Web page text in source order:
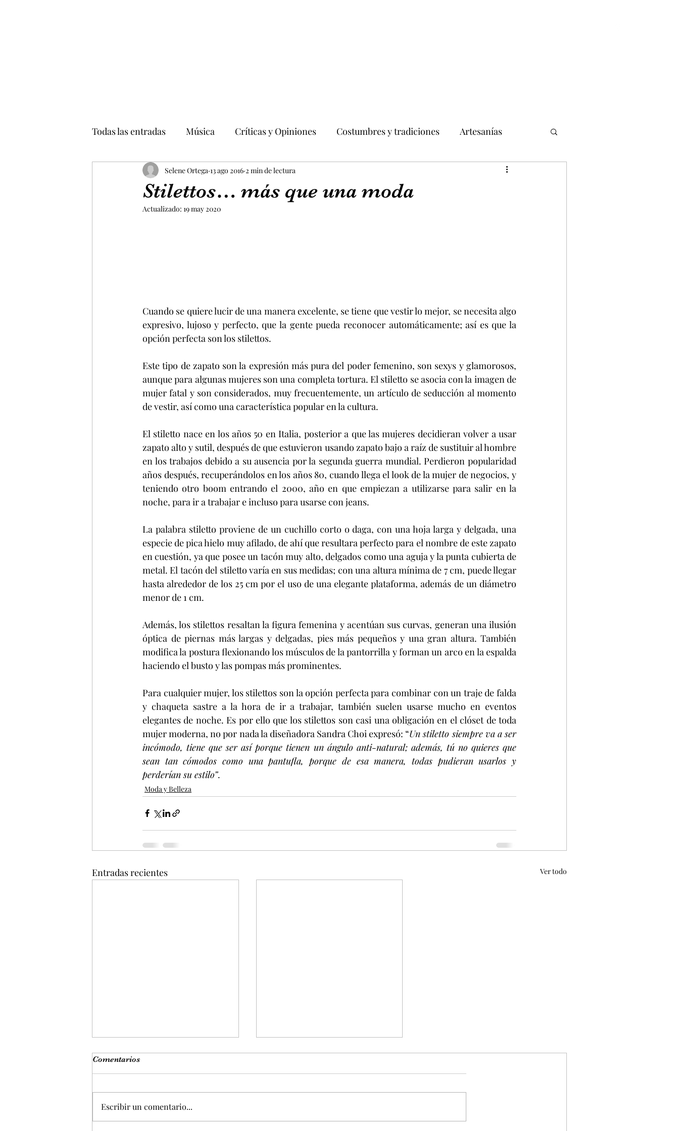
Todas las entradas Música Críticas y Opiniones Costumbres y tradiciones Artesanías
Temas varios Personalidades Moda y Belleza
Stilettos… más que una moda
Selene Ortega 13 ago 2016 2 min de lectura
Actualizado: 19 may 2020
Cuando se quiere lucir de una manera excelente, se tiene que vestir lo mejor, se necesita algo
expresivo, lujoso y perfecto, que la gente pueda reconocer automáticamente; así es que la
opción perfecta son los stilettos.
Este tipo de zapato son la expresión más pura del poder femenino, son sexys y glamorosos,
aunque para algunas mujeres son una completa tortura. El stiletto se asocia con la imagen de
mujer fatal y son considerados, muy frecuentemente, un artículo de seducción al momento
de vestir, así como una característica popular en la cultura.
El stiletto nace en los años 50 en Italia, posterior a que las mujeres decidieran volver a usar
zapato alto y sutil, después de que estuvieron usando zapato bajo a raíz de sustituir al hombre
en los trabajos debido a su ausencia por la segunda guerra mundial. Perdieron popularidad
años después, recuperándolos en los años 80, cuando llega el look de la mujer de negocios, y
teniendo otro boom entrando el 2000, año en que empiezan a utilizarse para salir en la
noche, para ir a trabajar e incluso para usarse con jeans.
La palabra stiletto proviene de un cuchillo corto o daga, con una hoja larga y delgada, una
especie de pica hielo muy afilado, de ahí que resultara perfecto para el nombre de este zapato
en cuestión, ya que posee un tacón muy alto, delgados como una aguja y la punta cubierta de
metal. El tacón del stiletto varía en sus medidas; con una altura mínima de 7 cm, puede llegar
hasta alrededor de los 25 cm por el uso de una elegante plataforma, además de un diámetro
menor de 1 cm.
Además, los stilettos resaltan la figura femenina y acentúan sus curvas, generan una ilusión
óptica de piernas más largas y delgadas, pies más pequeños y una gran altura. También
modifica la postura flexionando los músculos de la pantorrilla y forman un arco en la espalda
haciendo el busto y las pompas más prominentes.
Para cualquier mujer, los stilettos son la opción perfecta para combinar con un traje de falda
y chaqueta sastre a la hora de ir a trabajar, también suelen usarse mucho en eventos
elegantes de noche. Es por ello que los stilettos son casi una obligación en el clóset de toda
mujer moderna, no por nada la diseñadora Sandra Choi expresó: “Un stiletto siempre va a ser
incómodo, tiene que ser así porque tienen un ángulo anti-natural; además, tú no quieres que
sean tan cómodos como una pantufla, porque de esa manera, todas pudieran usarlos y
perderían su estilo”.
Moda y Belleza
Entradas recientes Ver todo
Comentarios
Escribir un comentario...